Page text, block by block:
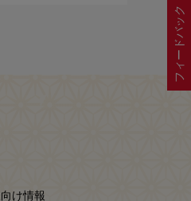
フィードバック
け情報